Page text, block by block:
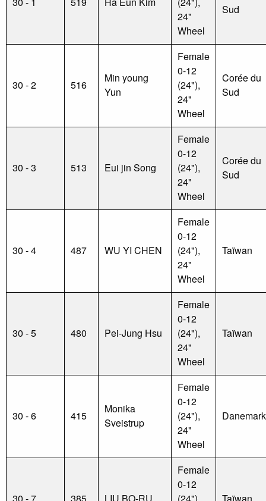
24"
Wheel
Sud
30 - 2 516
Min young
Yun
Female
0-12
(24"),
24"
Wheel
Corée du
Sud
30 - 3 513 Eui jin Song
Female
0-12
(24"),
24"
Wheel
Corée du
Sud
30 - 4 487 WU YI CHEN
Female
0-12
(24"),
24"
Wheel
Taïwan
30 - 5 480 Pei-Jung Hsu
Female
0-12
(24"),
24"
Wheel
Taïwan
30 - 6 415
Monika
Sveistrup
Female
0-12
(24"),
24"
Wheel
Danemark
30 - 7 385 LIU BO-RU
Female
0-12
(24"),
Taïwan